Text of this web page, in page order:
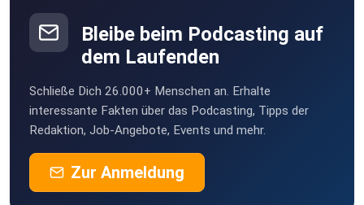
Bleibe beim Podcasting auf
dem Laufenden
Schließe Dich 26.000+ Menschen an. Erhalte
interessante Fakten über das Podcasting, Tipps der
Redaktion, Job-Angebote, Events und mehr.
Zur Anmeldung